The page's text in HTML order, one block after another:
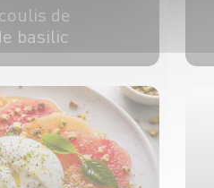
de
basilic